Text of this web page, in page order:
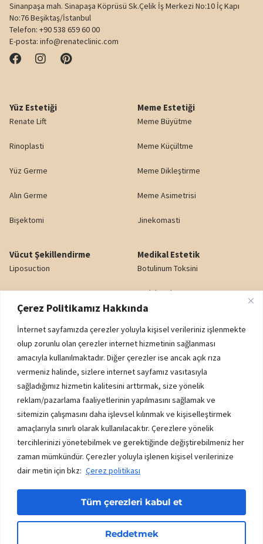
Çerez Politikamız Hakkında
İnternet sayfamızda çerezler yoluyla kişisel verileriniz işlenmekte
olup zorunlu olan çerezler internet hizmetinin sağlanması
amacıyla kullanılmaktadır. Diğer çerezler ise ancak açık rıza
vermeniz halinde, sizlere internet sayfamız vasıtasıyla
sağladığımız hizmetin kalitesini arttırmak, size yönelik
reklam/pazarlama faaliyetlerinin yapılmasını sağlamak ve
sitemizin çalışmasını daha işlevsel kılınmak ve kişiselleştirmek
amaçlarıyla sınırlı olarak kullanılacaktır. Çerezlere yönelik
tercihlerinizi yönetebilmek ve gerektiğinde değiştirebilmeniz her
zaman mümkündür. Çerezler yoluyla işlenen kişisel verilerinize
dair metin için bkz: Çerez politikası
Reddetmek
Tüm çerezleri kabul et
Sinanpaşa mah. Sinapaşa Köprüsü Sk.Çelik İş Merkezi No:10 İç Kapı
No:76 Beşiktaş/İstanbul
Telefon: +90 538 659 60 00
E-posta: info@renateclinic.com
Yüz Estetiği
Renate Lift
Rinoplasti
Yüz Germe
Alın Germe
Bişektomi
Meme Estetiği
Meme Büyütme
Meme Küçültme
Meme Dikleştirme
Meme Asimetrisi
Jinekomasti
Vücut Şekillendirme
Liposuction
Karın Germe
Popo Kaldırma (BBL)
Genital Estetik
Medikal Estetik
Botulinum Toksini
Dudak Dolgusu
Nazolabiyal Dolgu
Yanak Dolgusu
Kurumsal
K.V.K.K. AYDINLATMA METNİ
ÇEREZ POLİTİKASI
İADE - DEĞİŞİM ŞARTLARI
HİZMET SÖZLEŞMESİ
2023 © Renate Clinic. Tüm Hakları Saklıdır.